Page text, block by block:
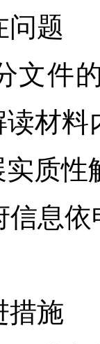
问题
件
材
质性
息依
措施